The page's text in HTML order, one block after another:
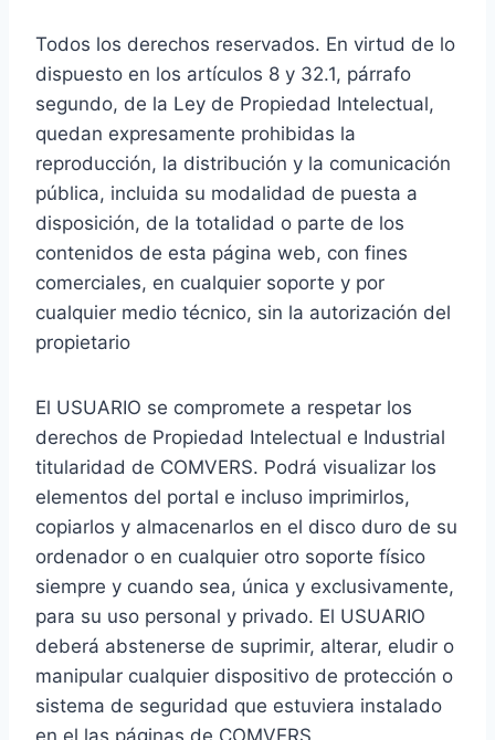
Todos los derechos reservados. En virtud de lo
dispuesto en los artículos 8 y 32.1, párrafo
segundo, de la Ley de Propiedad Intelectual,
quedan expresamente prohibidas la
reproducción, la distribución y la comunicación
pública, incluida su modalidad de puesta a
disposición, de la totalidad o parte de los
contenidos de esta página web, con fines
comerciales, en cualquier soporte y por
cualquier medio técnico, sin la autorización del
propietario
El USUARIO se compromete a respetar los
derechos de Propiedad Intelectual e Industrial
titularidad de COMVERS. Podrá visualizar los
elementos del portal e incluso imprimirlos,
copiarlos y almacenarlos en el disco duro de su
ordenador o en cualquier otro soporte físico
siempre y cuando sea, única y exclusivamente,
para su uso personal y privado. El USUARIO
deberá abstenerse de suprimir, alterar, eludir o
manipular cualquier dispositivo de protección o
sistema de seguridad que estuviera instalado
en el las páginas de COMVERS